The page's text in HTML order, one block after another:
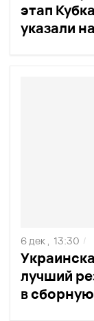
этап
указали
лучший
в
6 дек , 13:30 /